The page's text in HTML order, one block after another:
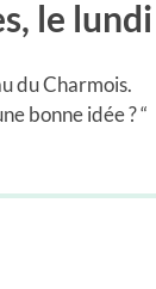
, le
du Charmois.
bonne idée ? “